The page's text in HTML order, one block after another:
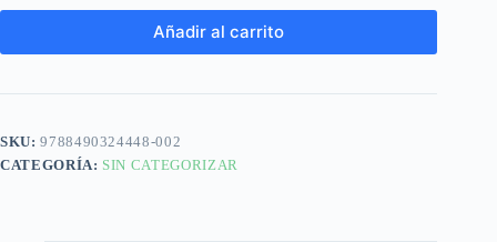
Añadir al carrito
SKU:9788490324448-002
CATEGORÍA: SIN CATEGORIZAR